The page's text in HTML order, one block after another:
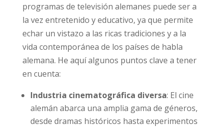
programas de televisión alemanes puede ser a
la vez entretenido y educativo, ya que permite
echar un vistazo a las ricas tradiciones y a la
vida contemporánea de los países de habla
alemana. He aquí algunos puntos clave a tener
en cuenta:
Industria cinematográfica diversa: El cine
alemán abarca una amplia gama de géneros,
desde dramas históricos hasta experimentos